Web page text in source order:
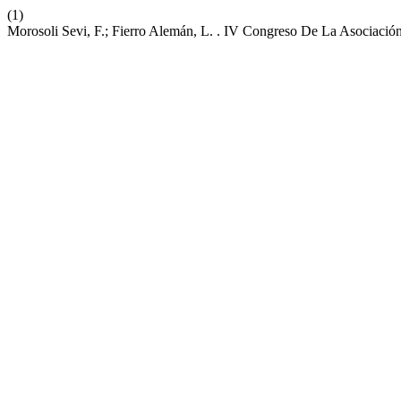
(1)
Morosoli Sevi, F.; Fierro Alemán, L. . IV Congreso De La